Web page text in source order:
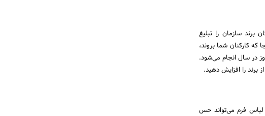
برند سازمان را تبلیغ
که کارکنان شما بروند،
را تبلیغ خواهند کرد. دیدن لباس فرم شرکت در 24 ساعت در روز، 7 روز هفته و 365 روز در سال انجام می‌شود.
برند را افزایش دهید.
لباس فرم می‌تواند حس